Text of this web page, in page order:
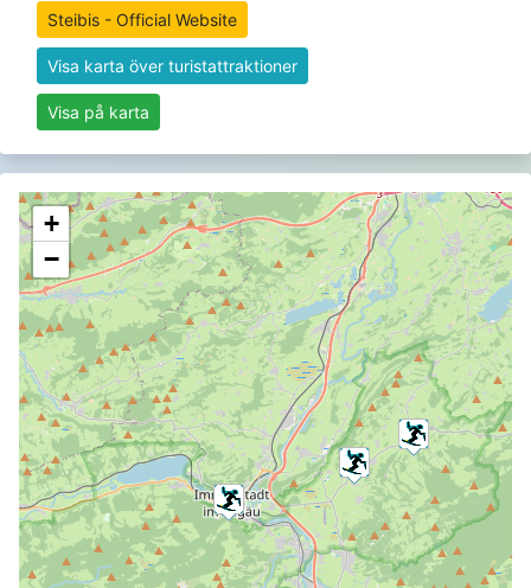
Steibis - Official Website
Visa karta över turistattraktioner
Visa på karta
+
−